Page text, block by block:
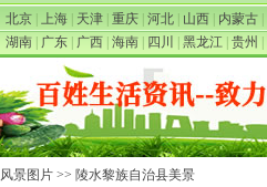
北京 上海 天津 重庆 河北 山西 内蒙古
湖南
广东 广西 海南 四川 黑龙江 贵州
风景图片 >> 陵水黎族自治县美景